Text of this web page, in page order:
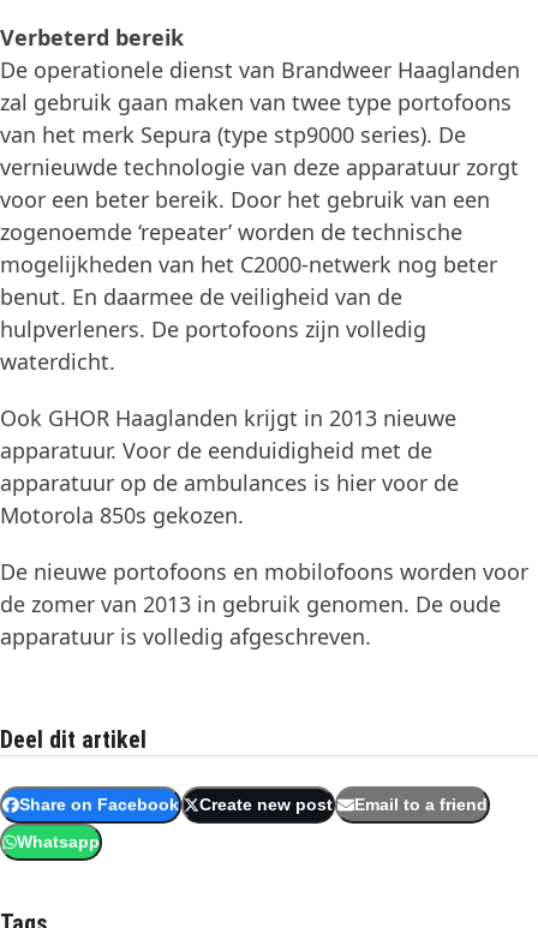
Verbeterd bereik
De operationele dienst van Brandweer Haaglanden
zal gebruik gaan maken van twee type portofoons
van het merk Sepura (type stp9000 series). De
vernieuwde technologie van deze apparatuur zorgt
voor een beter bereik. Door het gebruik van een
zogenoemde ‘repeater’ worden de technische
mogelijkheden van het C2000-netwerk nog beter
benut. En daarmee de veiligheid van de
hulpverleners. De portofoons zijn volledig
waterdicht.
Ook GHOR Haaglanden krijgt in 2013 nieuwe
apparatuur. Voor de eenduidigheid met de
apparatuur op de ambulances is hier voor de
Motorola 850s gekozen.
De nieuwe portofoons en mobilofoons worden voor
de zomer van 2013 in gebruik genomen. De oude
apparatuur is volledig afgeschreven.
Deel dit artikel
Share on Facebook Create new post Email to a friend
Whatsapp